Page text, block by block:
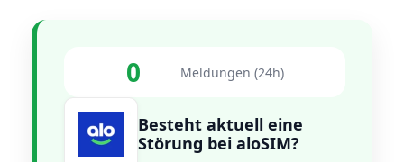
0 Meldungen (24h)
Besteht aktuell eine
Störung bei aloSIM?